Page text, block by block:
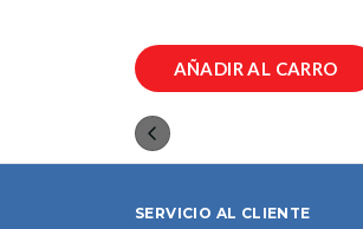
AÑADIR AL CARRO
SERVICIO AL CLIENTE